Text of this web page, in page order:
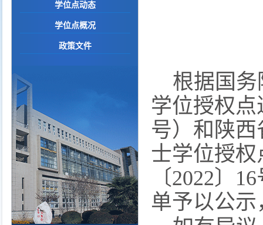
学位点动态
学位点概况
政策文件
根据国
学位授权
号）和陕
士学位授
〔2022〕 16
单予以公